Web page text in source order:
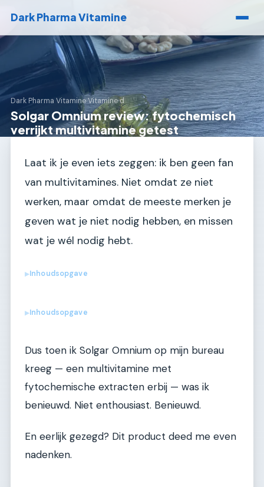
Dark Pharma Vitamine
Dark Pharma Vitamine›Vitamine d
Solgar Omnium review: fytochemisch
verrijkt multivitamine getest
Laat ik je even iets zeggen: ik ben geen fan
van multivitamines. Niet omdat ze niet
werken, maar omdat de meeste merken je
geven wat je niet nodig hebben, en missen
wat je wél nodig hebt.
▶Inhoudsopgave
▶Inhoudsopgave
Dus toen ik Solgar Omnium op mijn bureau
kreeg — een multivitamine met
fytochemische extracten erbij — was ik
benieuwd. Niet enthousiast. Benieuwd.
En eerlijk gezegd? Dit product deed me even
nadenken.